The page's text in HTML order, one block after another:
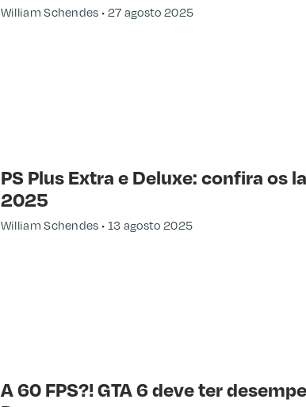
William Schendes 27 agosto 2025
PS Plus Extra e Deluxe: confira os
2025
William Schendes 13 agosto 2025
A 60 FPS?! GTA 6 deve ter